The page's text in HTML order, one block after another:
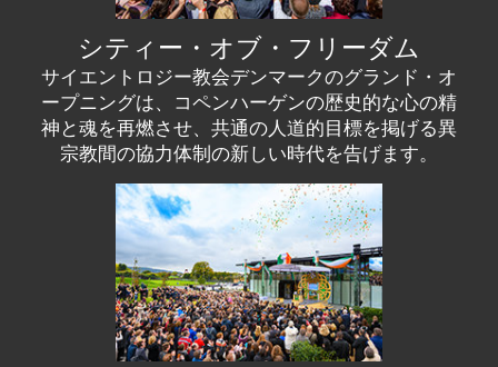
シティー・オブ・フリーダム
サイエントロジー教会デンマークのグランド・オ
ープニングは、コペンハーゲンの歴史的な心の精
神と魂を再燃させ、共通の人道的目標を掲げる異
宗教間の協力体制の新しい時代を告げます。